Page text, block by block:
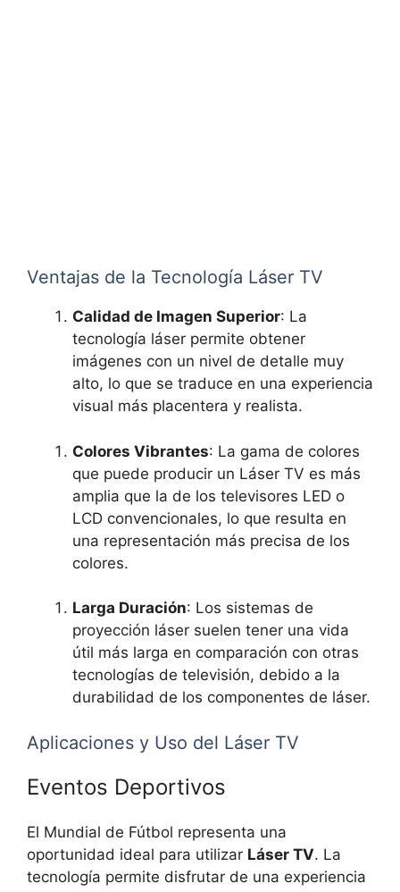
Ventajas de la Tecnología Láser TV
Calidad de Imagen Superior: La
tecnología láser permite obtener
imágenes con un nivel de detalle muy
alto, lo que se traduce en una experiencia
visual más placentera y realista.
Colores Vibrantes: La gama de colores
que puede producir un Láser TV es más
amplia que la de los televisores LED o
LCD convencionales, lo que resulta en
una representación más precisa de los
colores.
Larga Duración: Los sistemas de
proyección láser suelen tener una vida
útil más larga en comparación con otras
tecnologías de televisión, debido a la
durabilidad de los componentes de láser.
Aplicaciones y Uso del Láser TV
Eventos Deportivos
El Mundial de Fútbol representa una
oportunidad ideal para utilizar Láser TV. La
tecnología permite disfrutar de una experiencia